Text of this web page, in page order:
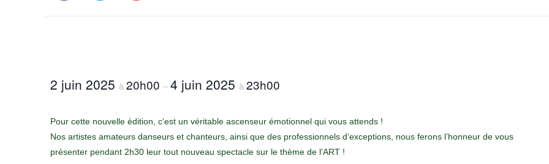
2 juin 2025 à 20h00 –4 juin 2025 à 23h00
Pour cette nouvelle édition, c’est un véritable ascenseur émotionnel qui vous attends !
Nos artistes amateurs danseurs et chanteurs, ainsi que des professionnels d’exceptions, nous ferons l’honneur de vous
présenter pendant 2h30 leur tout nouveau spectacle sur le thème de l’ART !